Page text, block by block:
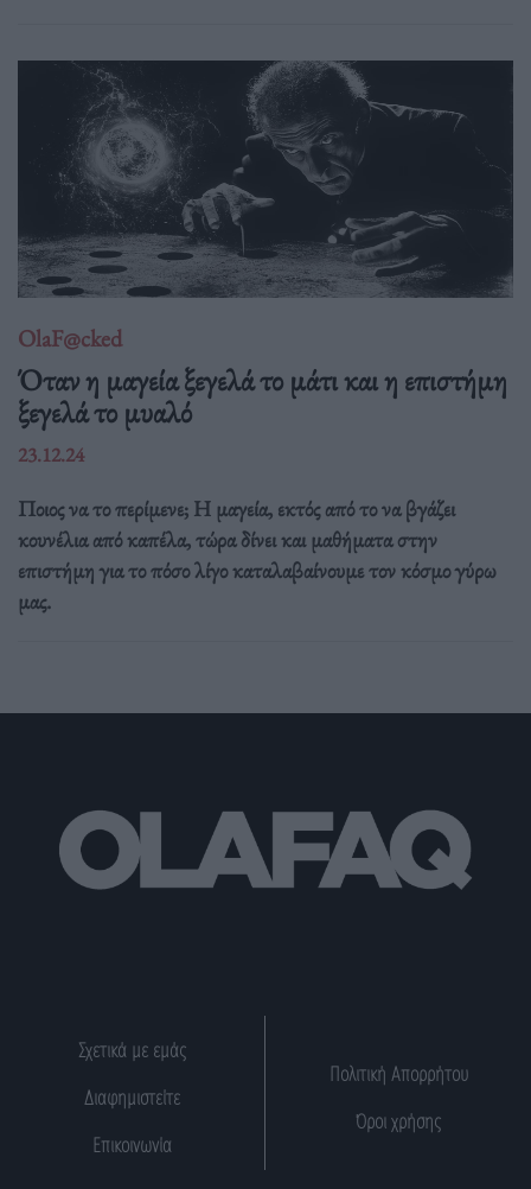
OlaF@cked
Όταν η μαγεία ξεγελά το μάτι και η επιστήμη
ξεγελά το μυαλό
23.12.24
Ποιος να το περίμενε; Η μαγεία, εκτός από το να βγάζει
κουνέλια από καπέλα, τώρα δίνει και μαθήματα στην
επιστήμη για το πόσο λίγο καταλαβαίνουμε τον κόσμο γύρω
μας.
Σχετικά με εμάς
Διαφημιστείτε
Επικοινωνία
Πολιτική Απορρήτου
Όροι χρήσης